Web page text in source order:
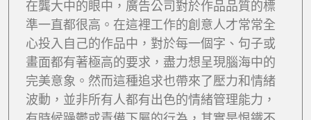
在龔大中的眼中，廣告公司對於作品品質的標
準一直都很高。在這裡工作的創意人才常常全
心投入自己的作品中，對於每一個字、句子或
畫面都有著極高的要求，盡力想呈現腦海中的
完美意象。然而這種追求也帶來了壓力和情緒
波動，並非所有人都有出色的情緒管理能力，